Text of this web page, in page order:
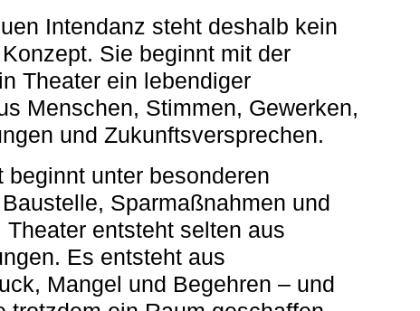
Intendanz steht deshalb kein
Sie beginnt mit der
Theater ein lebendiger
Menschen, Stimmen, Gewerken,
und Zukunftsversprechen.
beginnt unter besonderen
Sparmaßnahmen und
entsteht selten aus
Es entsteht aus
Mangel und Begehren – und